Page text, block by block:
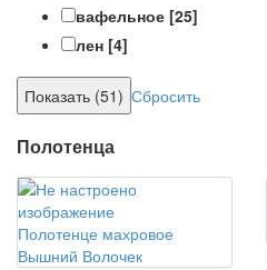
вафельное [25]
лен [4]
Сбросить
Полотенца
Полотенце махровое
Вышний Волочек